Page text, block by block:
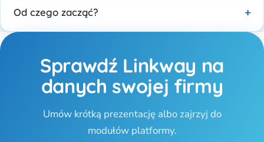
Od czego zacząć?
Sprawdź Linkway na
danych swojej firmy
Umów krótką prezentację albo zajrzyj do
modułów platformy.